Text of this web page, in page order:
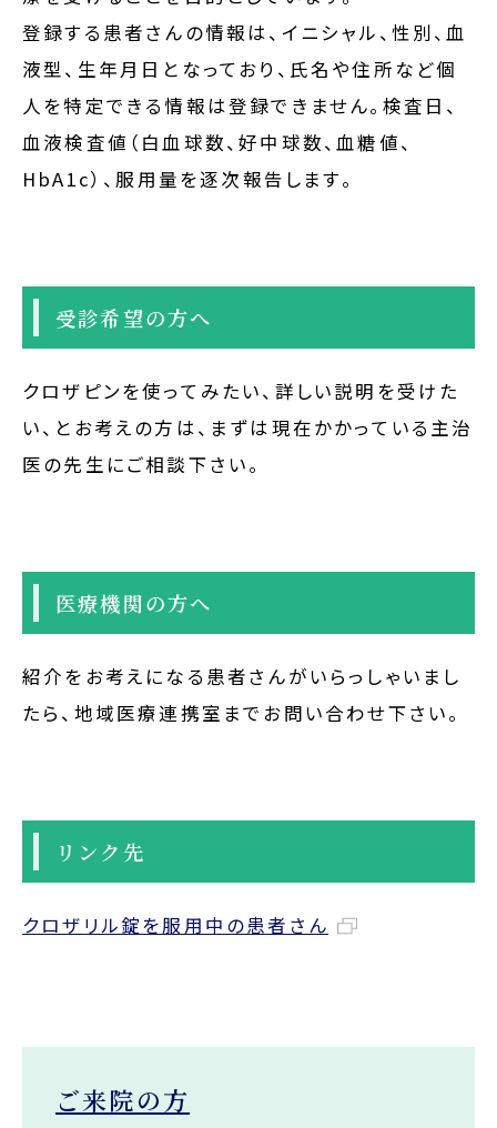
登録する患者さんの情報は、イニシャル、性別、血
液型、生年月日となっており、氏名や住所など個
人を特定できる情報は登録できません。検査日、
血液検査値（白血球数、好中球数、血糖値、
HbA1c）、服用量を逐次報告します。
受診希望の方へ
クロザピンを使ってみたい、詳しい説明を受けた
い、とお考えの方は、まずは現在かかっている主治
医の先生にご相談下さい。
医療機関の方へ
紹介をお考えになる患者さんがいらっしゃいまし
たら、地域医療連携室までお問い合わせ下さい。
リンク先
クロザリル錠を服用中の患者さん
ご来院の方